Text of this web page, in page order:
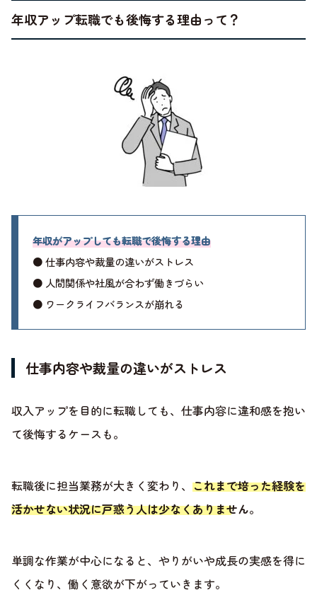
年収アップ転職でも後悔する理由って？
年収がアップしても転職で後悔する理由
● 仕事内容や裁量の違いがストレス
● 人間関係や社風が合わず働きづらい
● ワークライフバランスが崩れる
仕事内容や裁量の違いがストレス
収入アップを目的に転職しても、仕事内容に違和感を抱い
て後悔するケースも。
転職後に担当業務が大きく変わり、 これまで培った経験を
活かせない状況に戸惑う人は少なくありません。
単調な作業が中心になると、やりがいや成長の実感を得に
くくなり、働く意欲が下がっていきます。